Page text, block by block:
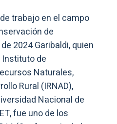
trabajo en el campo
de
2024 Garibaldi, quien
de
Naturales,
Rural (IRNAD),
Nacional de
fue uno de los